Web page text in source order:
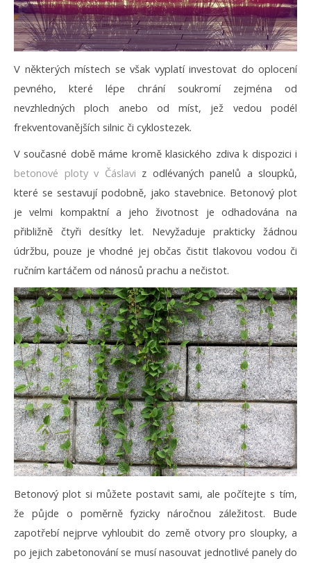
V některých místech se však vyplatí investovat do oplocení
pevného, které lépe chrání soukromí zejména od
nevzhledných ploch anebo od míst, jež vedou podél
frekventovanějších silnic či cyklostezek.
V současné době máme kromě klasického zdiva k dispozici i
betonové ploty v Čáslavi z odlévaných panelů a sloupků,
které se sestavují podobně, jako stavebnice. Betonový plot
je velmi kompaktní a jeho životnost je odhadována na
přibližně čtyři desítky let. Nevyžaduje prakticky žádnou
údržbu, pouze je vhodné jej občas čistit tlakovou vodou či
ručním kartáčem od nánosů prachu a nečistot.
Betonový plot si můžete postavit sami, ale počítejte s tím,
že půjde o poměrně fyzicky náročnou záležitost. Bude
zapotřebí nejprve vyhloubit do země otvory pro sloupky, a
po jejich zabetonování se musí nasouvat jednotlivé panely do